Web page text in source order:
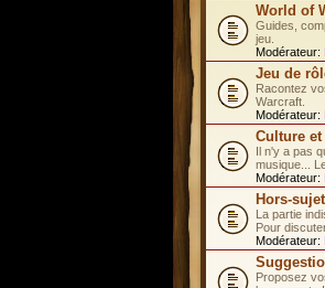
World of
Guides,
jeu.
Modérateur:
Jeu de
Racontez
Warcraft.
Modérateur:
Culture
Il n'y a pas
musique...
Modérateur:
Hors-sujet
La partie
Pour
Modérateur:
Proposez